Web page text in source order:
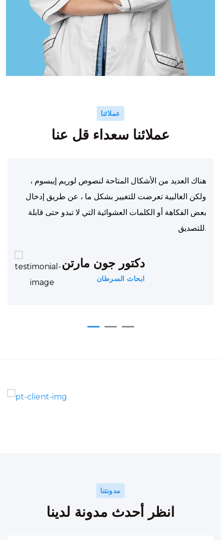
عملائنا
عملائنا سعداء قل عنا
هناك العديد من الأشكال المتاحة لنصوص لوريم إيبسوم ،
ولكن الغالبية تعرضت للتغيير بشكل ما ، عن طريق إدخال
بعض الفكاهة أو الكلمات العشوائية التي لا تبدو حتى قابلة
للتصديق.
دكتور جون مارتن
ابحاث السرطان
مدونتنا
انظر أحدث مدونة لدينا